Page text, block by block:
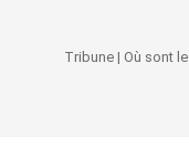
Tribune | Où sont